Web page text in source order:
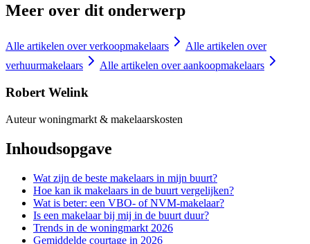
Meer over dit onderwerp
Alle artikelen oververkoopmakelaars
Alle artikelen over
verhuurmakelaars
Alle artikelen overaankoopmakelaars
Robert Welink
Auteur woningmarkt & makelaarskosten
Inhoudsopgave
Wat zijn de beste makelaars in mijn buurt?
Hoe kan ik makelaars in de buurt vergelijken?
Wat is beter: een VBO- of NVM-makelaar?
Is een makelaar bij mij in de buurt duur?
Trends in de woningmarkt 2026
Gemiddelde courtage in 2026